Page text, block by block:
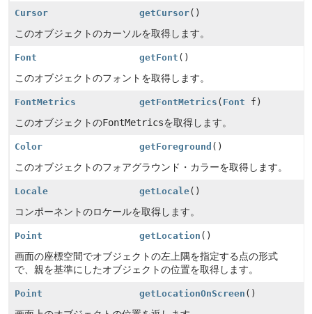
Cursor getCursor()
このオブジェクトのカーソルを取得します。
Font getFont ()
このオブジェクトのフォントを取得します。
FontMetrics getFontMetrics ( Font f)
このオブジェクトのFontMetricsを取得します。
Color getForeground ()
このオブジェクトのフォアグラウンド・カラーを取得します。
Locale getLocale()
コンポーネントのロケールを取得します。
Point getLocation ()
画面の座標空間でオブジェクトの左上隅を指定する点の形式
で、親を基準にしたオブジェクトの位置を取得します。
Point getLocationOnScreen ()